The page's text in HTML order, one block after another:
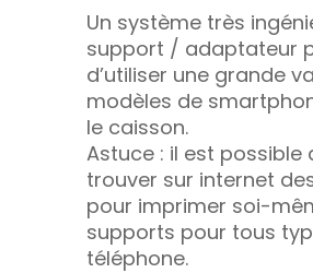
Un système très
support / adaptateur
d’utiliser une grande
modèles de
le caisson.
Astuce : il est possible
trouver sur internet
pour imprimer soi-
supports pour tous
téléphone.